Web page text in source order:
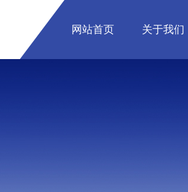
网站首页 关于我们